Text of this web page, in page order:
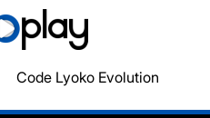
Code Lyoko Evolution